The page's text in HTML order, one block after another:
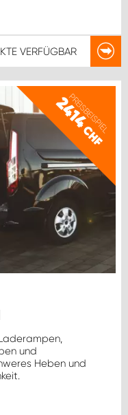
VERFÜGBAR
PREISBEISPIEL
2414
CHF
und
Heben und